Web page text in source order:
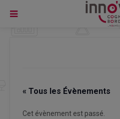
« Tous les Évènements
Cet évènement est passé.